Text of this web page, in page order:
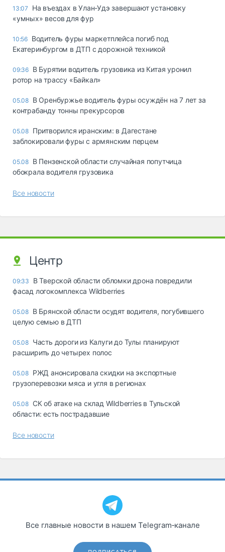
13:07
Ha въeздax в Улaн-Удэ зaвepшaют ycтaнoвкy
«yмныx» вecoв для фyp
10:56 Водитель фуры маркетплейса погиб под
Екатеринбургом в ДТП с дорожной техникой
09:36 В Бурятии водитель грузовика из Китая уронил
ротор на трассу «Байкал»
05.08 В Оренбуржье водитель фуры осуждён на 7 лет за
контрабанду тонны прекурсоров
05.08 Притворился иранским: в Дагестане
заблокировали фуры с армянским перцем
05.08 В Пензенской области случайная попутчица
обокрала водителя грузовика
Все новости
Центр
09:33
В Тверской области обломки дрона повредили
фасад логокомплекса Wildberries
05.08 В Брянской области осудят водителя, погубившего
целую семью в ДТП
05.08 Часть дороги из Калуги до Тулы планируют
расширить до четырех полос
05.08 РЖД анонсировала скидки на экспортные
грузоперевозки мяса и угля в регионах
05.08 СК об атаке на склад Wildberries в Тульской
области: есть пострадавшие
Все новости
Все главные новости в нашем Telegram‑канале